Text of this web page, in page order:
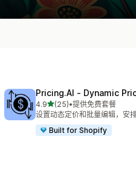
Pricing.AI ‑ Dynamic
4.9星（满分 5 星）
(25)
总共 25 条评论
•提供免费套餐
设置动态定价和批量编辑，安
Built for Shopify